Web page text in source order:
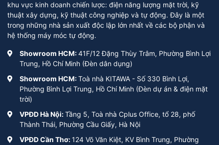
khu vực kinh doanh chiến lược: điện năng lượng mặt trời, kỹ
thuật xây dựng, kỹ thuật công nghiệp và tự động. Đây là một
trong những nhà sản xuất độc lập lớn nhất về các bộ phận và
hệ thống máy móc tự động.
Showroom HCM:41F/12 Đặng Thùy Trâm, Phường Bình Lợi
Trung, Hồ Chí Minh (Đèn dân dụng)
Showroom HCM:Toà nhà KITAWA - Số 330 Bình Lợi,
Phường Bình Lợi Trung, Hồ Chí Minh (Đèn dự án & điện mặt
trời)
VPĐD Hà Nội:Tầng 5, Toà nhà Cplus Office, tổ 28, phố
Thành Thái, Phường Cầu Giấy, Hà Nội
VPĐD Cần Thơ:124 Võ Văn Kiệt, KV Bình Trung, Phường